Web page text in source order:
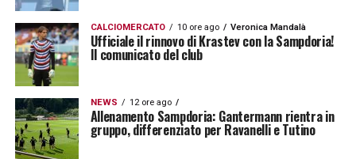
Sampdoria Palermo, il Ferraris
ritrova la sua forza
Il dato che spicca riguarda il rendimento
casalingo: 14 punti nelle ultime sei gare al
Ferraris. Lo stadio genovese sta tornando a
essere un fortino, un fattore determinante
CALCIOMERCATO 10 ore ago Veronica Mandalà
Ufficiale il rinnovo di Krastev con la Sampdoria!
Il comunicato del club
NEWS 12 ore ago
Allenamento Sampdoria: Gantermann rientra in
gruppo, differenziato per Ravanelli e Tutino